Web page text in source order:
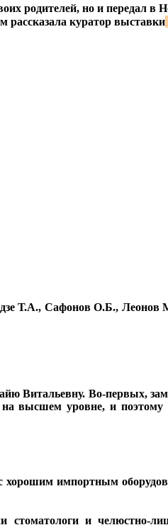
родителей, но и передал в
рассказала куратор выставки
Т.А., Сафонов О.Б., Леонов
Витальевну. Во-первых,
высшем уровне, и поэтому
хорошим импортным
стоматологи и челюстно-